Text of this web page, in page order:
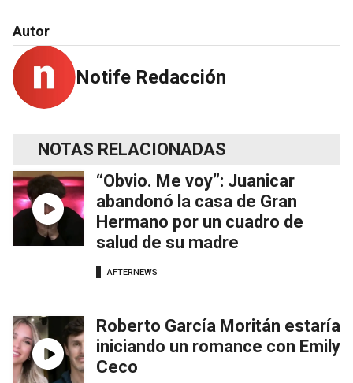
Autor
Notife Redacción
NOTAS RELACIONADAS
“Obvio. Me voy”: Juanicar
abandonó la casa de Gran
Hermano por un cuadro de
salud de su madre
AFTERNEWS
Roberto García Moritán estaría
iniciando un romance con Emily
Ceco